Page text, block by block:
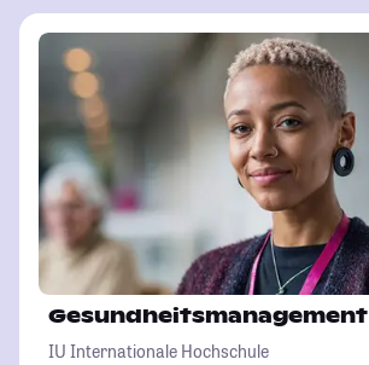
Gesundheitsmanagement
IU Internationale Hochschule